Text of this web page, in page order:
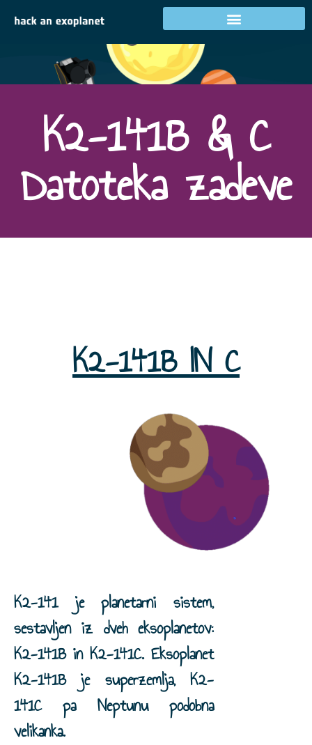
Cilj 3
K2-141B & C
Datoteka zadeve
K2-141B IN C
K2-141 je planetarni sistem,
sestavljen iz dveh eksoplanetov:
K2-141B in K2-141C. Eksoplanet
K2-141B je superzemlja, K2-
141C pa Neptunu podobna
velikanka.